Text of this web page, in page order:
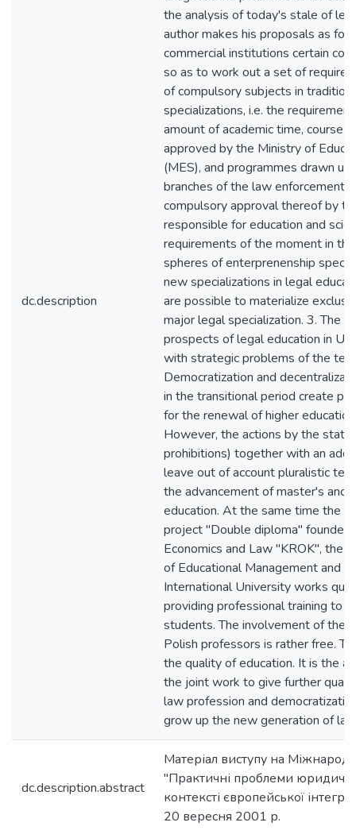
dc.description
the analysis of today's stale of
author makes his proposals as
commercial institutions certain
so as to work out a set of
of compulsory subjects in
specializations, i.e. the
amount of academic time, course
approved by the Ministry of
(MES), and programmes drawn
branches of the law enforcement
compulsory approval thereof by
responsible for education and
requirements of the moment in
spheres of enterprenenship
new specializations in legal
are possible to materialize
major legal specialization. 3. The
prospects of legal education in
with strategic problems of the
Democratization and
in the transitional period create
for the renewal of higher
However, the actions by the
prohibitions) together with an
leave out of account pluralistic
the advancement of master's and
education. At the same time the
project "Double diploma"
Economics and Law "KROK", the
of Educational Management and
International University works
providing professional training to
students. The involvement of the
Polish professors is rather free.
the quality of education. It is the
the joint work to give further
law profession and
grow up the new generation of
dc.description.abstract
Матеріал виступу на
"Практичні проблеми
контексті європейської
20 вересня 2001 р.